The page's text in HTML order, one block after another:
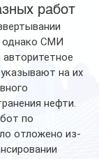
работ
однако СМИ
авторитетное
на их
нефти.
по
отложено из-